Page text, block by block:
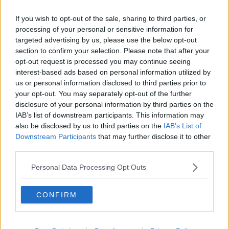
If you wish to opt-out of the sale, sharing to third parties, or
processing of your personal or sensitive information for
targeted advertising by us, please use the below opt-out
section to confirm your selection. Please note that after your
opt-out request is processed you may continue seeing
interest-based ads based on personal information utilized by
us or personal information disclosed to third parties prior to
your opt-out. You may separately opt-out of the further
disclosure of your personal information by third parties on the
IAB’s list of downstream participants. This information may
also be disclosed by us to third parties on the IAB’s List of
Downstream Participants that may further disclose it to other
Personal Data Processing Opt Outs
CONFIRM
​Il lato positivo delle cose
​Storie antiche di tempi moderni
​Quello che alle mamme non dicono
Adultescenza
Homo imbecillis
​4 anni di Blog
Quando il silenzio è aggressivo
​Il passato, questo conosciuto!
​Clima ballerino e sbalzi d’umore
La maternità
​L’uomo o l’orso?
Non hanno un amico a teatro​
​Cose che ci esauriscono
​Vespa che passione!
​Lasciate ai vostri figli il diritto di piangere
​Parole d’amore regalate al vento
​Essere genitori di un adolescente
​Saper pazientare
​Venerdì emozionalmente sostenibile